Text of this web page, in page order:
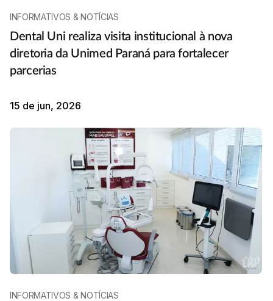
INFORMATIVOS & NOTÍCIAS
Dental Uni realiza visita institucional à nova
diretoria da Unimed Paraná para fortalecer
parcerias
15 de jun, 2026
INFORMATIVOS & NOTÍCIAS